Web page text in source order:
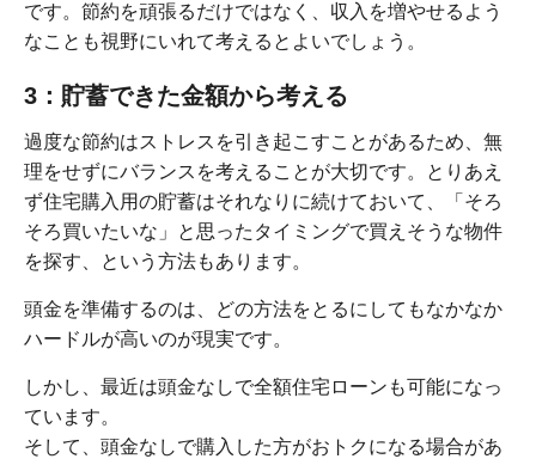
です。節約を頑張るだけではなく、収入を増やせるよう
なことも視野にいれて考えるとよいでしょう。
3：貯蓄できた金額から考える
過度な節約はストレスを引き起こすことがあるため、無
理をせずにバランスを考えることが大切です。とりあえ
ず住宅購入用の貯蓄はそれなりに続けておいて、「そろ
そろ買いたいな」と思ったタイミングで買えそうな物件
を探す、という方法もあります。
頭金を準備するのは、どの方法をとるにしてもなかなか
ハードルが高いのが現実です。
しかし、最近は頭金なしで全額住宅ローンも可能になっ
ています。
そして、頭金なしで購入した方がおトクになる場合があ